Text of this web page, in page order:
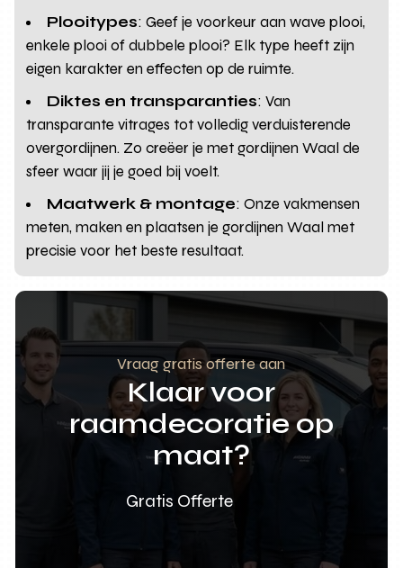
Plooitypes: Geef je voorkeur aan wave plooi,
enkele plooi of dubbele plooi? Elk type heeft zijn
eigen karakter en effecten op de ruimte.
Diktes en transparanties: Van
transparante vitrages tot volledig verduisterende
overgordijnen. Zo creëer je met gordijnen Waal de
sfeer waar jij je goed bij voelt.
Maatwerk & montage: Onze vakmensen
meten, maken en plaatsen je gordijnen Waal met
precisie voor het beste resultaat.
Vraag gratis offerte aan
Klaar voor
raamdecoratie op
maat?
Gratis Offerte